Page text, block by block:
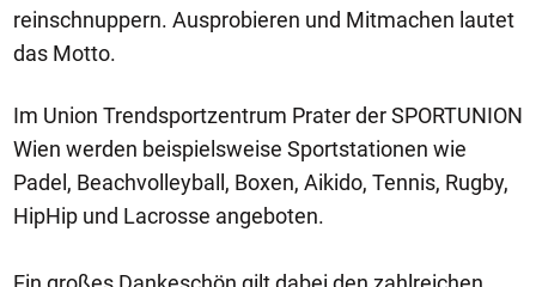
reinschnuppern. Ausprobieren und Mitmachen lautet
das Motto.
Im Union Trendsportzentrum Prater der SPORTUNION
Wien werden beispielsweise Sportstationen wie
Padel, Beachvolleyball, Boxen, Aikido, Tennis, Rugby,
HipHip und Lacrosse angeboten.